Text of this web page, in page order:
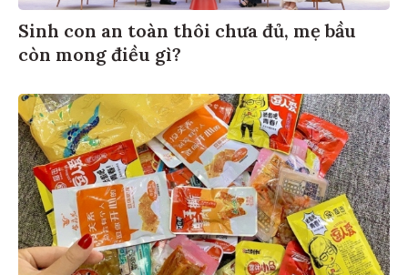
Sinh con an toàn thôi chưa đủ, mẹ bầu
còn mong điều gì?